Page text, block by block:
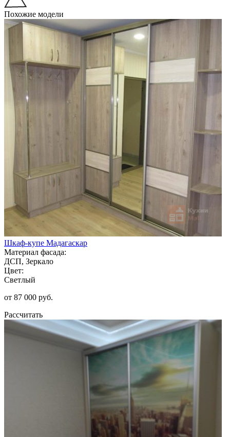
Похожие модели
Шкаф-купе Мадагаскар
Материал фасада:
ДСП, Зеркало
Цвет:
Светлый
от 87 000 руб.
Рассчитать